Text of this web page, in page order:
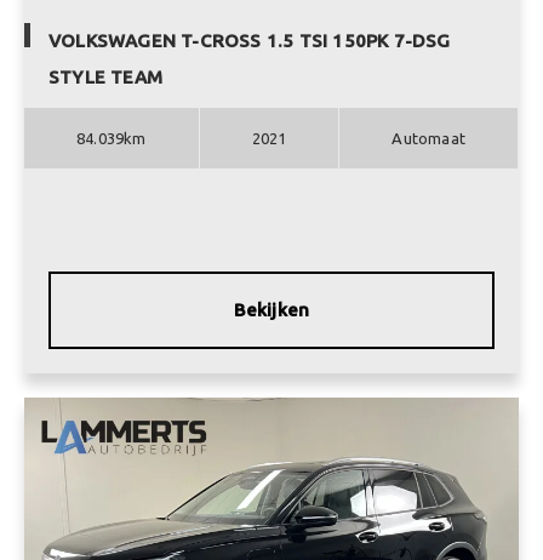
VOLKSWAGEN T-CROSS 1.5 TSI 150PK 7-DSG
STYLE TEAM
84.039km 2021 Automaat
Bekijken